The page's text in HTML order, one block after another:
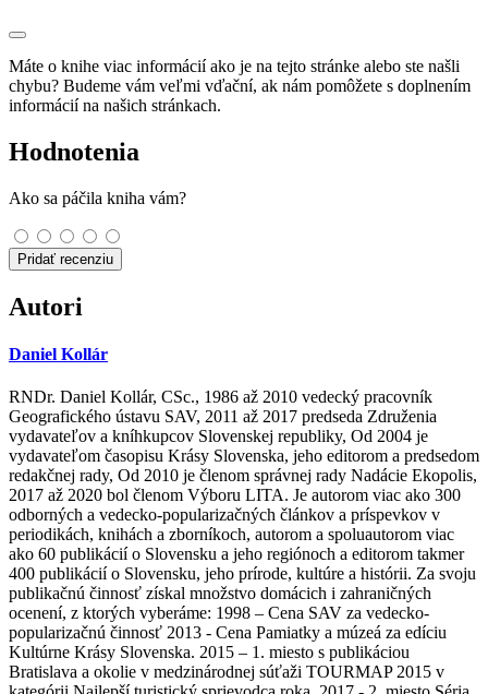
Máte o knihe viac informácií ako je na tejto stránke alebo ste našli
chybu? Budeme vám veľmi vďační, ak nám pomôžete s doplnením
informácií na našich stránkach.
Hodnotenia
Ako sa páčila kniha vám?
Pridať recenziu
Autori
Daniel Kollár
RNDr. Daniel Kollár, CSc., 1986 až 2010 vedecký pracovník
Geografického ústavu SAV, 2011 až 2017 predseda Združenia
vydavateľov a kníhkupcov Slovenskej republiky, Od 2004 je
vydavateľom časopisu Krásy Slovenska, jeho editorom a predsedom
redakčnej rady, Od 2010 je členom správnej rady Nadácie Ekopolis,
2017 až 2020 bol členom Výboru LITA. Je autorom viac ako 300
odborných a vedecko-popularizačných článkov a príspevkov v
periodikách, knihách a zborníkoch, autorom a spoluautorom viac
ako 60 publikácií o Slovensku a jeho regiónoch a editorom takmer
400 publikácií o Slovensku, jeho prírode, kultúre a histórii. Za svoju
publikačnú činnosť získal množstvo domácich i zahraničných
ocenení, z ktorých vyberáme: 1998 – Cena SAV za vedecko-
popularizačnú činnosť 2013 - Cena Pamiatky a múzeá za edíciu
Kultúrne Krásy Slovenska. 2015 – 1. miesto s publikáciou
Bratislava a okolie v medzinárodnej súťaži TOURMAP 2015 v